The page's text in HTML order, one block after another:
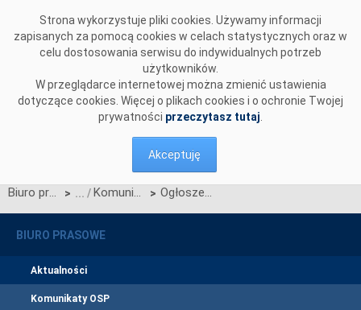
Strona wykorzystuje pliki cookies. Używamy informacji
zapisanych za pomocą cookies w celach statystycznych oraz w
celu dostosowania serwisu do indywidualnych potrzeb
użytkowników.
W przeglądarce internetowej można zmienić ustawienia
dotyczące cookies. Więcej o plikach cookies i o ochronie Twojej
prywatności przeczytasz tutaj
Akceptuję
Biuro prasowe > Komunikaty OSP > Ogłoszenie wyników jednostronnego przetargu miesięcznego na zdolności przesyłowe połączenia PSE S.A. i NEK UKRENERGO na październik 2015 r.
BIURO PRASOWE
Aktualności
Komunikaty OSP